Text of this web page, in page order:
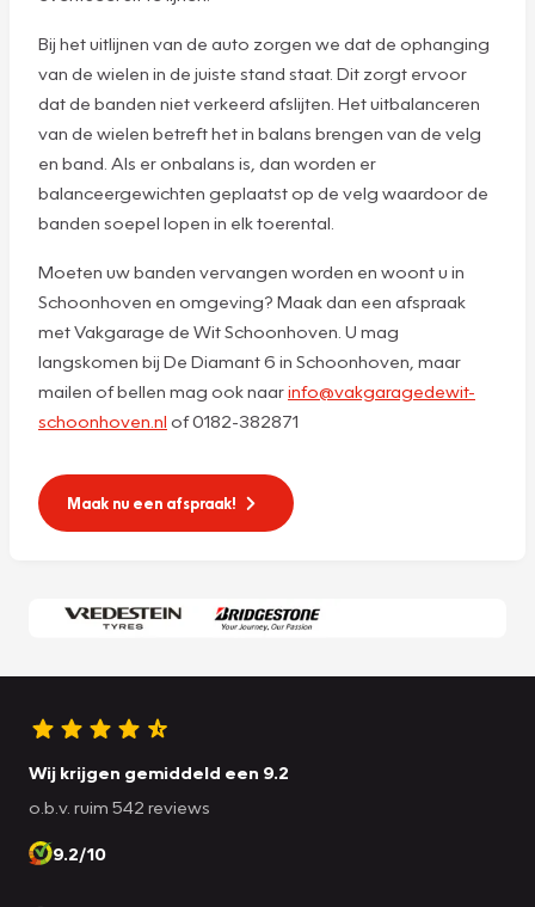
Bij het uitlijnen van de auto zorgen we dat de ophanging
van de wielen in de juiste stand staat. Dit zorgt ervoor
dat de banden niet verkeerd afslijten. Het uitbalanceren
van de wielen betreft het in balans brengen van de velg
en band. Als er onbalans is, dan worden er
balanceergewichten geplaatst op de velg waardoor de
banden soepel lopen in elk toerental.
Moeten uw banden vervangen worden en woont u in
Schoonhoven en omgeving? Maak dan een afspraak
met Vakgarage de Wit Schoonhoven. U mag
langskomen bij De Diamant 6 in Schoonhoven, maar
mailen of bellen mag ook naarinfo@vakgaragedewit-
schoonhoven.nl of 0182-382871
Maak nu een afspraak!
Wij krijgen gemiddeld een 9.2
o.b.v. ruim 542 reviews
9.2/10